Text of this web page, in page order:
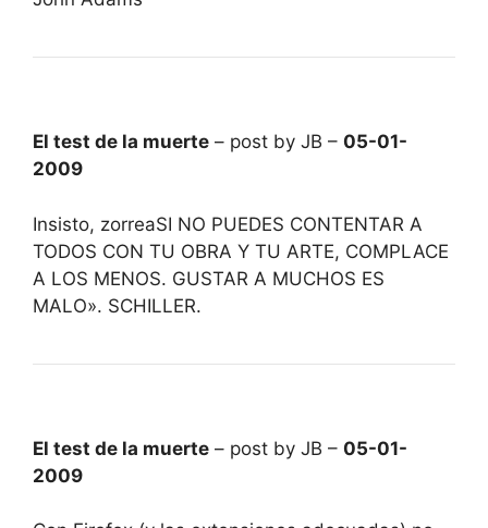
El test de la muerte – post by JB – 05-01-
2009
Insisto, zorreaSI NO PUEDES CONTENTAR A
TODOS CON TU OBRA Y TU ARTE, COMPLACE
A LOS MENOS. GUSTAR A MUCHOS ES
MALO». SCHILLER.
El test de la muerte – post by JB – 05-01-
2009